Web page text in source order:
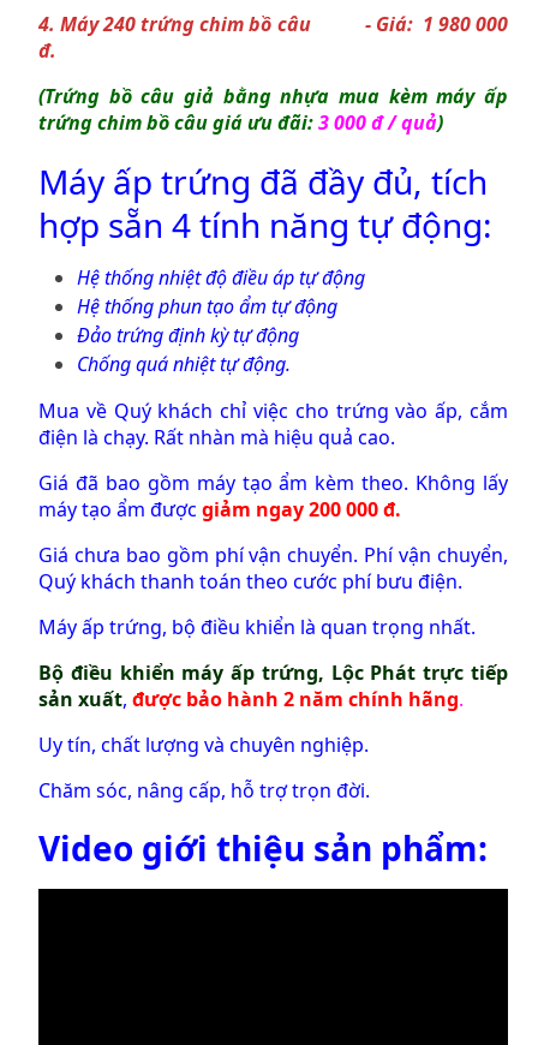
4. Máy 240 trứng chim bồ câu - Giá: 1 980 000
đ.
(Trứng bồ câu giả bằng nhựa mua kèmmáy ấp
trứng chim bồ câugiá ưu đãi:3 000 đ / quả)
Máy ấp trứng đã đầy đủ, tích
hợp sẵn 4 tính năng tự động:
Hệ thống nhiệt độ điều áp tự động
Hệ thống phun tạo ẩm tự động
Đảo trứng định kỳ tự động
Chống quá nhiệt tự động.
Mua về Quý khách chỉ việc cho trứng vào ấp, cắm
điện là chạy. Rất nhàn mà hiệu quả cao.
Giá đã bao gồm máy tạo ẩm kèm theo. Không lấy
máy tạo ẩm được giảm ngay 200 000 đ.
Giá chưa bao gồm phí vận chuyển. Phí vận chuyển,
Quý khách thanh toán theo cước phí bưu điện.
Máy ấp trứng, bộ điều khiển là quan trọng nhất.
Bộ điều khiển máy ấp trứng, Lộc Phát trực tiếp
sản xuất, được bảo hành 2 năm chính hãng.
Uy tín, chất lượng và chuyên nghiệp.
Chăm sóc, nâng cấp, hỗ trợ trọn đời.
Video giới thiệu sản phẩm: